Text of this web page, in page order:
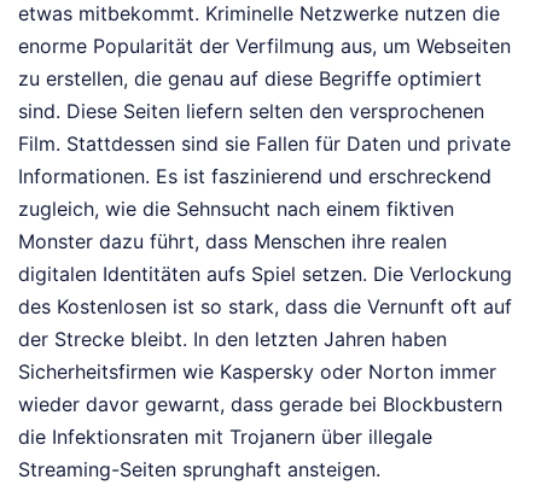
etwas mitbekommt. Kriminelle Netzwerke nutzen die
enorme Popularität der Verfilmung aus, um Webseiten
zu erstellen, die genau auf diese Begriffe optimiert
sind. Diese Seiten liefern selten den versprochenen
Film. Stattdessen sind sie Fallen für Daten und private
Informationen. Es ist faszinierend und erschreckend
zugleich, wie die Sehnsucht nach einem fiktiven
Monster dazu führt, dass Menschen ihre realen
digitalen Identitäten aufs Spiel setzen. Die Verlockung
des Kostenlosen ist so stark, dass die Vernunft oft auf
der Strecke bleibt. In den letzten Jahren haben
Sicherheitsfirmen wie Kaspersky oder Norton immer
wieder davor gewarnt, dass gerade bei Blockbustern
die Infektionsraten mit Trojanern über illegale
Streaming-Seiten sprunghaft ansteigen.